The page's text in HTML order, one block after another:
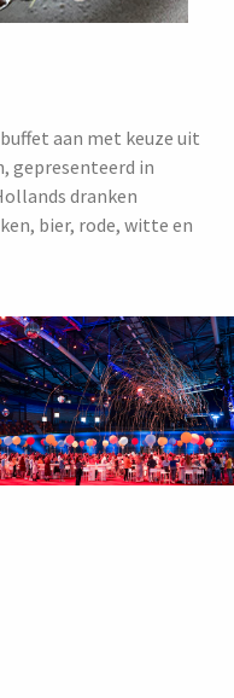
aan met keuze uit
gepresenteerd in
dranken
bier, rode, witte en